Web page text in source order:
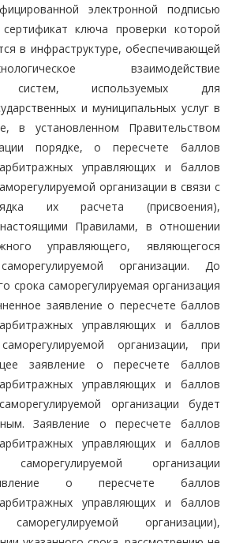
электронной подписью
ключа проверки которой
в инфраструктуре, обеспечивающей
взаимодействие
систем, используемых для
и муниципальных услуг в
в установленном Правительством
порядке, о пересчете баллов
арбитражных управляющих и баллов
организации в связи с
их расчета (присвоения),
Правилами, в отношении
управляющего, являющегося
организации. До
срока саморегулируемая организация
заявление о пересчете баллов
арбитражных управляющих и баллов
организации, при
заявление о пересчете баллов
арбитражных управляющих и баллов
организации будет
Заявление о пересчете баллов
арбитражных управляющих и баллов
саморегулируемой организации
о пересчете баллов
арбитражных управляющих и баллов
саморегулируемой организации),